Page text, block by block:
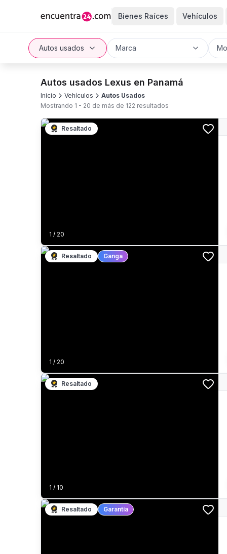
Bienes Raíces Vehículos
Autos usados Marca
Autos usados Lexus en Panamá
Inicio Vehículos
Autos Usados
Mostrando 1 - 20 de más de 122 resultados
1 / 20
Resaltado
1 / 20
Resaltado Ganga
1 / 10
Resaltado
Resaltado Garantía